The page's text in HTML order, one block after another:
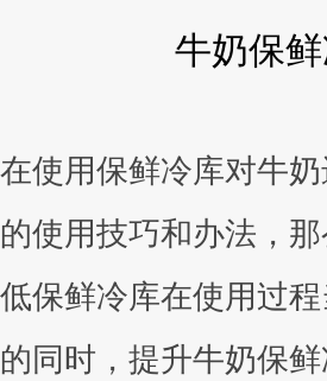
牛奶保
在使用保鲜冷库对牛
的使用技巧和办法，
低保鲜冷库在使用过
的同时，提升牛奶保